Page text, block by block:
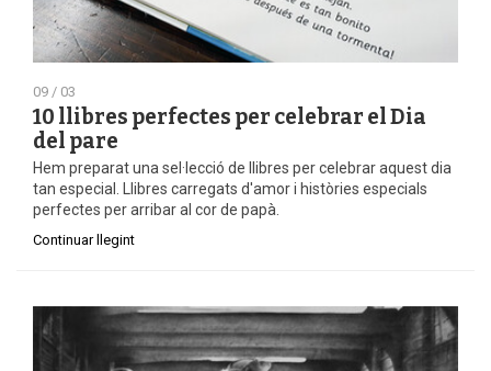
09 / 03
10 llibres perfectes per celebrar el Dia
del pare
Hem preparat una sel·lecció de llibres per celebrar aquest dia
tan especial. Llibres carregats d'amor i històries especials
perfectes per arribar al cor de papà.
Continuar llegint